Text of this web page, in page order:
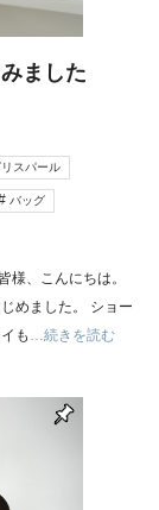
ました
リスパール
バッグ
様、こんにちは。
めました。 ショー
も
…続きを読む